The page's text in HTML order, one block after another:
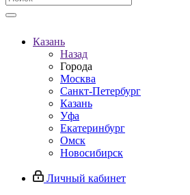
Казань
Назад
Города
Москва
Санкт-Петербург
Казань
Уфа
Екатеринбург
Омск
Новосибирск
Личный кабинет